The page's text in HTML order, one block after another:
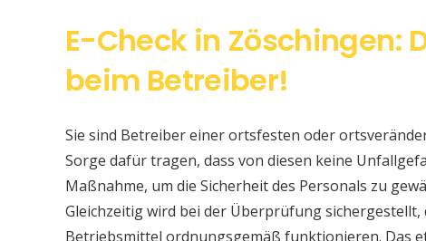
E-Check in Zöschingen:
beim Betreiber!
Sie sind Betreiber einer ortsfesten oder
Sorge dafür tragen, dass von diesen keine
Maßnahme, um die Sicherheit des Personals zu
Gleichzeitig wird bei der Überprüfung
Betriebsmittel ordnungsgemäß funktionieren. Das